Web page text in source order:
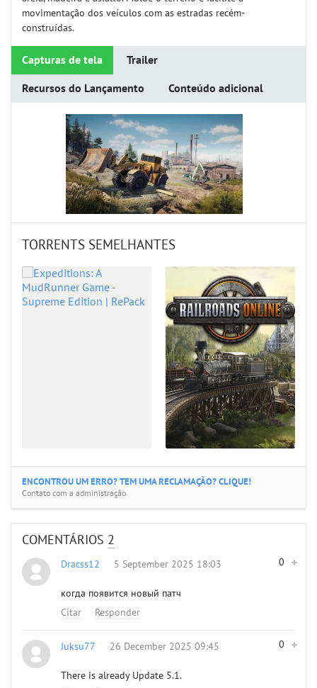
movimentação dos veículos com as estradas recém-
construídas.
Capturas de tela Trailer
Recursos do Lançamento Conteúdo adicional
TORRENTS SEMELHANTES
ENCONTROU UM ERRO? TEM UMA RECLAMAÇÃO? CLIQUE!
Contato com a administração
COMENTÁRIOS 2
0
Dracss12 5 September 2025 18:03
когда появится новый патч
Citar
Responder
0
Juksu77 26 December 2025 09:45
There is already Update 5.1.